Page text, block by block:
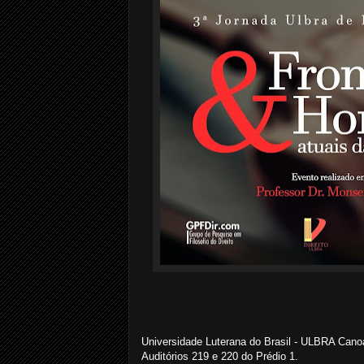
Universidade Luterana do Brasil - ULBRA
Auditórios 219 e 220 do Prédio 1.